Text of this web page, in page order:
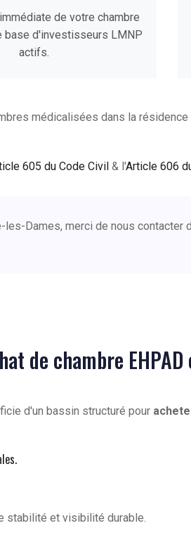
de votre chambre
base d'investisseurs LMNP
actifs.
médicalisées dans la
605 du Code Civil & l'Article 606
Dames, merci de nous contacter
de chambre EHPAD
d'un bassin structuré pour
stabilité et visibilité durable.